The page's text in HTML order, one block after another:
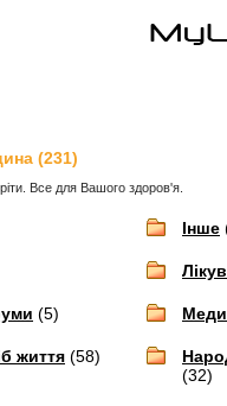
(231)
Все для Вашого здоров'я.
Інше
(5)
життя (58)
(32)